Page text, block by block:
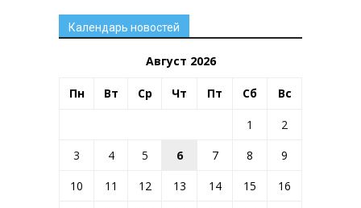
Календарь новостей
Август 2026
Пн Вт Ср Чт Пт Сб Вс
1
2
3
4 5 6 7 8
9
10
11 12 13 14 15
16